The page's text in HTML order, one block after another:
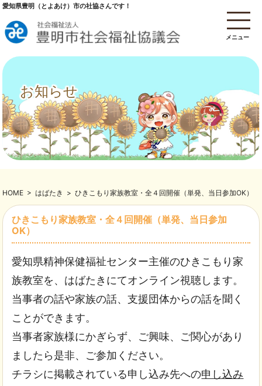
メニュー
愛知県豊明（とよあけ）市の社協さんです！
お知らせ
HOME > はばたき > ひきこもり家族教室・全４回開催（単発、当日参加OK）
ひきこもり家族教室・全４回開催（単発、当日参加
OK）
愛知県精神保健福祉センター主催のひきこもり家
族教室を、はばたきにてオンライン視聴します。
当事者の話や家族の話、支援団体からの話を聞く
ことができます。
当事者家族様にかぎらず、ご興味、ご関心があり
ましたら是非、ご参加ください。
チラシに掲載されている申し込み先への申し込み